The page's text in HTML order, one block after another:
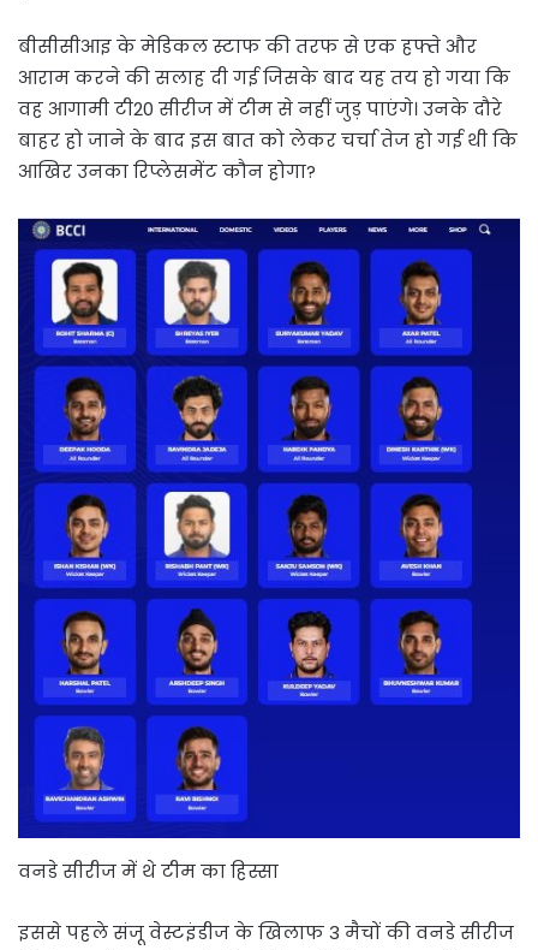
बीसीसीआइ के मेडिकल स्टाफ की तरफ से एक हफ्ते और
आराम करने की सलाह दी गई जिसके बाद यह तय हो गया कि
वह आगामी टी20 सीरीज में टीम से नहीं जुड़ पाएंगे। उनके दौरे
बाहर हो जाने के बाद इस बात को लेकर चर्चा तेज हो गई थी कि
आखिर उनका रिप्लेसमेंट कौन होगा?
वनडे सीरीज में थे टीम का हिस्सा
इससे पहले संजू वेस्टइंडीज के खिलाफ 3 मैचों की वनडे सीरीज